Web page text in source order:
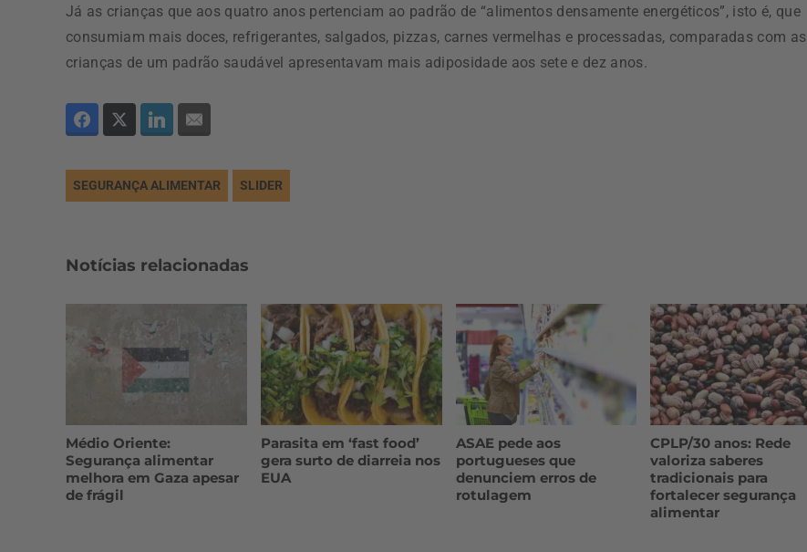
Já as crianças que aos quatro anos pertenciam ao padrão de “alimentos densamente energéticos”, isto é, que
consumiam mais doces, refrigerantes, salgados, pizzas, carnes vermelhas e processadas, comparadas com as
crianças de um padrão saudável apresentavam mais adiposidade aos sete e dez anos.
SEGURANÇA ALIMENTAR SLIDER
Notícias relacionadas
Médio Oriente:
Segurança alimentar
melhora em Gaza apesar
de frágil
Parasita em ‘fast food’
gera surto de diarreia nos
EUA
ASAE pede aos
portugueses que
denunciem erros de
rotulagem
CPLP/30 anos: Rede
valoriza saberes
tradicionais para
fortalecer segurança
alimentar